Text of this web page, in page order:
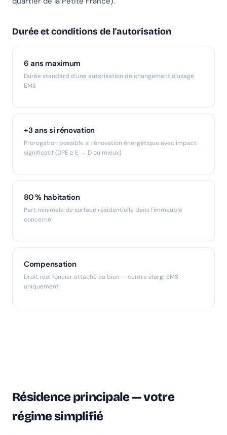
Durée et conditions de l'autorisation
6 ans maximum
Durée standard d'une autorisation de changement d'usage
EMS
+3 ans si rénovation
Prorogation possible si rénovation énergétique avec impact
significatif (DPE ≥ E → D ou mieux)
80 % habitation
Part minimale de surface résidentielle dans l'immeuble
concerné
Compensation
Droit réel foncier attaché au bien — centre élargi EMS
uniquement
Résidence principale — votre
régime simplifié